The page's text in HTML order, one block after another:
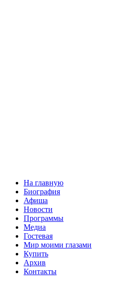
На главную
Биография
Афиша
Новости
Программы
Медиа
Гостевая
Мир моими глазами
Купить
Архив
Контакты